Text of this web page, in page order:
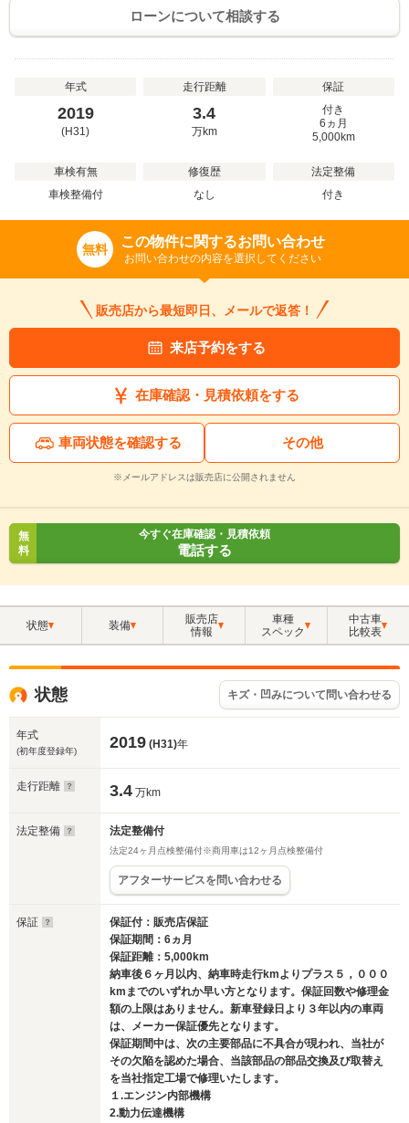
ローンについて相談する
年式
2019
(H31)
走行距離
3.4
万km
保証
付き
6ヵ月
5,000km
車検有無
車検整備付
修復歴
なし
法定整備
付き
無料 この物件に関するお問い合わせ
お問い合わせの内容を選択してください
販売店から最短即日、メールで返答！
来店予約をする
在庫確認・見積依頼をする
車両状態を確認する その他
※メールアドレスは販売店に公開されません
無
料
今すぐ在庫確認・見積依頼
電話する
状態 装備
販売店
情報
車種
スペック
中古車
比較表
状態 キズ・凹みについて問い合わせる
年式
(初年度登録年) 2019 (H31)年
走行距離 3.4 万km
法定整備 法定整備付
法定24ヶ月点検整備付※商用車は12ヶ月点検整備付
アフターサービスを問い合わせる
保証
保証付：販売店保証
保証期間：6ヵ月
保証距離：5,000km
納車後６ヶ月以内、納車時走行kmよりプラス５，０００
kmまでのいずれか早い方となります。保証回数や修理金
額の上限はありません。新車登録日より３年以内の車両
は、メーカー保証優先となります。
保証期間中は、次の主要部品に不具合が現われ、当社が
その欠陥を認めた場合、当該部品の部品交換及び取替え
を当社指定工場で修理いたします。
１.エンジン内部機構
2.動力伝達機構